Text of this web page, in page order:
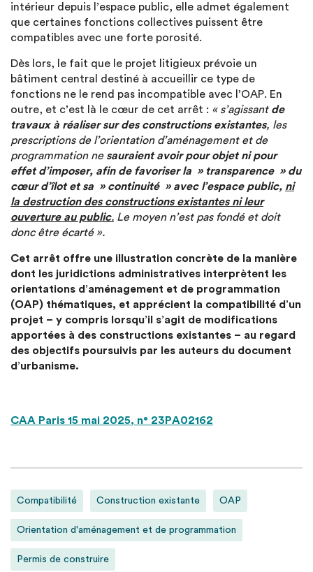
intérieur depuis l’espace public, elle admet également
que certaines fonctions collectives puissent être
compatibles avec une forte porosité.
Dès lors, le fait que le projet litigieux prévoie un
bâtiment central destiné à accueillir ce type de
fonctions ne le rend pas incompatible avec l’OAP. En
outre, et c’est là le cœur de cet arrêt : « s’agissant de
travaux à réaliser sur des constructions existantes, les
prescriptions de l’orientation d’aménagement et de
programmation ne sauraient avoir pour objet ni pour
effet d’imposer, afin de favoriser la » transparence » du
cœur d’îlot et sa » continuité » avec l’espace public, ni
la destruction des constructions existantes ni leur
ouverture au public. Le moyen n’est pas fondé et doit
donc être écarté ».
Cet arrêt offre une illustration concrète de la manière
dont les juridictions administratives interprètent les
orientations d’aménagement et de programmation
(OAP) thématiques, et apprécient la compatibilité d’un
projet – y compris lorsqu’il s’agit de modifications
apportées à des constructions existantes – au regard
des objectifs poursuivis par les auteurs du document
d’urbanisme.
CAA Paris 15 mai 2025, n° 23PA02162
Compatibilité Construction existante OAP
Orientation d'aménagement et de programmation
Permis de construire